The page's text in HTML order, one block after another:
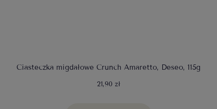
Ciasteczka migdałowe Crunch Amaretto, Deseo, 115g
21,90 zł